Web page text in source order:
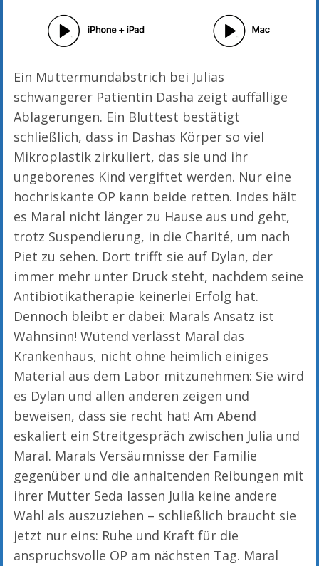
Ein Muttermundabstrich bei Julias
schwangerer Patientin Dasha zeigt auffällige
Ablagerungen. Ein Bluttest bestätigt
schließlich, dass in Dashas Körper so viel
Mikroplastik zirkuliert, das sie und ihr
ungeborenes Kind vergiftet werden. Nur eine
hochriskante OP kann beide retten. Indes hält
es Maral nicht länger zu Hause aus und geht,
trotz Suspendierung, in die Charité, um nach
Piet zu sehen. Dort trifft sie auf Dylan, der
immer mehr unter Druck steht, nachdem seine
Antibiotikatherapie keinerlei Erfolg hat.
Dennoch bleibt er dabei: Marals Ansatz ist
Wahnsinn! Wütend verlässt Maral das
Krankenhaus, nicht ohne heimlich einiges
Material aus dem Labor mitzunehmen: Sie wird
es Dylan und allen anderen zeigen und
beweisen, dass sie recht hat! Am Abend
eskaliert ein Streitgespräch zwischen Julia und
Maral. Marals Versäumnisse der Familie
gegenüber und die anhaltenden Reibungen mit
ihrer Mutter Seda lassen Julia keine andere
Wahl als auszuziehen – schließlich braucht sie
jetzt nur eins: Ruhe und Kraft für die
anspruchsvolle OP am nächsten Tag. Maral